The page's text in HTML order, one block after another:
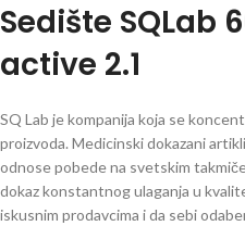
Sedište SQLab
active 2.1
SQ Lab je kompanija koja se
proizvoda. Medicinski dokazani
odnose pobede na svetskim
dokaz konstantnog ulaganja u
iskusnim prodavcima i da sebi